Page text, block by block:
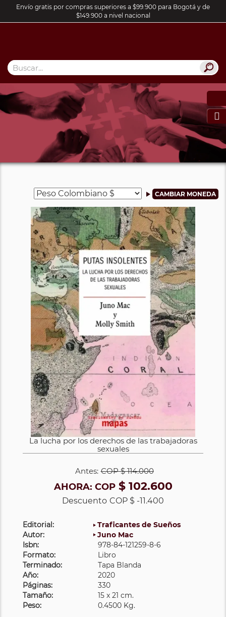
Envío gratis por compras superiores a $99.900 para Bogotá y de
$149.900 a nivel nacional

La lucha por los derechos de las trabajadoras
sexuales
Antes: COP$ 114.000
AHORA: COP$ 102.600
Descuento COP $ -11.400
Editorial:
Traficantes de Sueños
Autor:
Juno Mac
Isbn:
978-84-121259-8-6
Formato:
Libro
Terminado:
Tapa Blanda
Año:
2020
Páginas:
330
Tamaño:
15 x 21 cm.
Peso:
0.4500 Kg.